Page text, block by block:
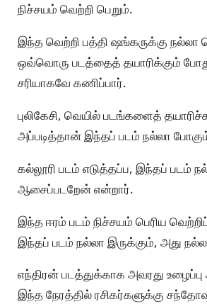
நிச்சயம் வெற்றி பெறும்.
இந்த வெற்றி பத்தி ஷங்கருக்கு நல்லா
ஒவ்வொரு படத்தைத் தயாரிக்கும்
சரியாகவே கணிப்பார்.
புலிகேசி, வெயில் படங்களைத்
அப்படித்தான் இந்தப் படம் நல்லா
கல்லூரி படம் எடுத்தப்ப, இந்தப் படம்
ஆசைப்படறேன் என்றார்.
இந்த ஈரம் படம் நிச்சயம் பெரிய
இந்தப் படம் நல்லா இருக்கும், அது
எந்திரன் படத்துக்காக அவரது
இந்த நேரத்தில் ரசிகர்களுக்கு